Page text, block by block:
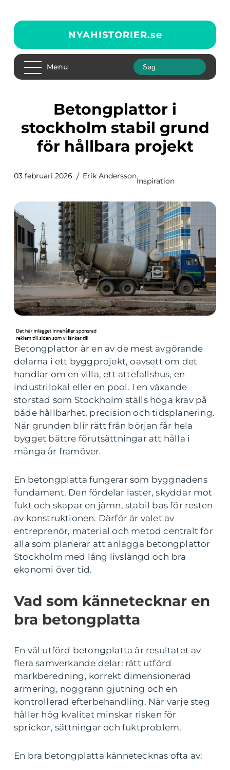
NYAHISTORIER.se
Menu
Betongplattor i
stockholm stabil grund
för hållbara projekt
03 februari 2026 Erik Andersson
Inspiration
Betongplattor är en av de mest avgörande
delarna i ett byggprojekt, oavsett om det
handlar om en villa, ett attefallshus, en
industrilokal eller en pool. I en växande
storstad som Stockholm ställs höga krav på
både hållbarhet, precision och tidsplanering.
När grunden blir rätt från början får hela
bygget bättre förutsättningar att hålla i
många år framöver.
En betongplatta fungerar som byggnadens
fundament. Den fördelar laster, skyddar mot
fukt och skapar en jämn, stabil bas för resten
av konstruktionen. Därför är valet av
entreprenör, material och metod centralt för
alla som planerar att anlägga betongplattor
Stockholm med lång livslängd och bra
ekonomi över tid.
Vad som kännetecknar en
bra betongplatta
En väl utförd betongplatta är resultatet av
flera samverkande delar: rätt utförd
markberedning, korrekt dimensionerad
armering, noggrann gjutning och en
kontrollerad efterbehandling. När varje steg
håller hög kvalitet minskar risken för
sprickor, sättningar och fuktproblem.
En bra betongplatta kännetecknas ofta av: